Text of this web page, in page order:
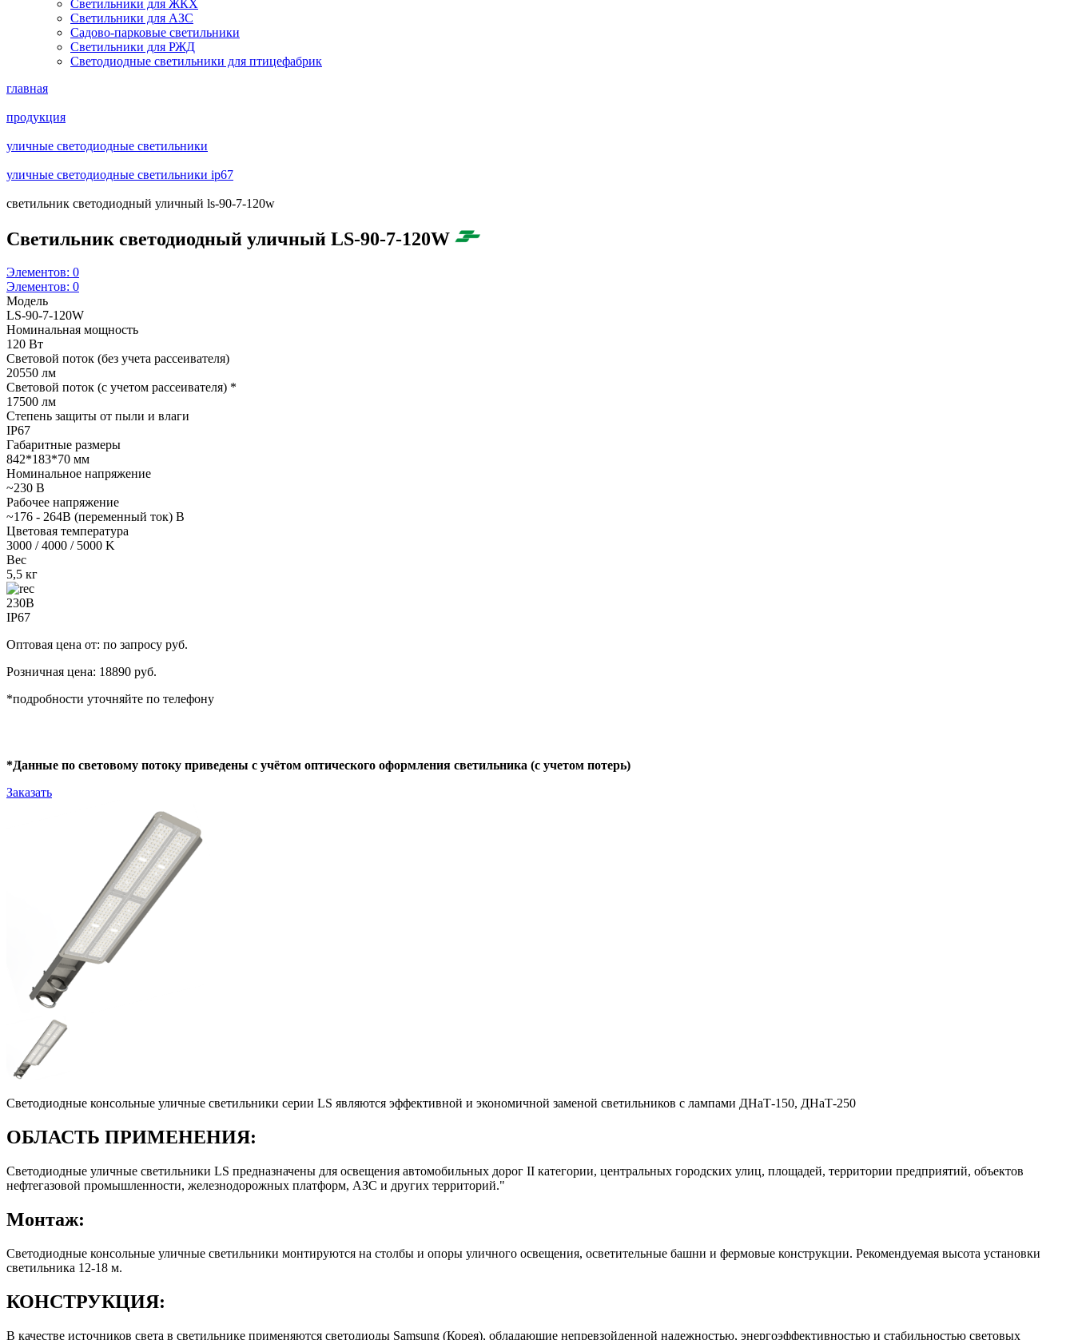
Светильники для ЖКХ
Светильники для АЗС
Садово-парковые светильники
Светильники для РЖД
Светодиодные светильники для птицефабрик
главная
продукция
уличные светодиодные светильники
уличные светодиодные светильники ip67
светильник светодиодный уличный ls-90-7-120w
Светильник светодиодный уличный LS-90-7-120W
Элементов: 0
Элементов: 0
Модель
LS-90-7-120W
Номинальная мощность
120 Вт
Световой поток (без учета рассеивателя)
20550 лм
Световой поток (с учетом рассеивателя) *
17500 лм
Степень защиты от пыли и влаги
IP67
Габаритные размеры
842*183*70 мм
Номинальное напряжение
~230 В
Рабочее напряжение
~176 - 264В (переменный ток) В
Цветовая температура
3000 / 4000 / 5000 K
Вес
5,5 кг
230В
IP67
Оптовая цена от: по запросу руб.
Розничная цена: 18890 руб.
*подробности уточняйте по телефону
*Данные по световому потоку приведены с учётом оптического оформления светильника (с учетом потерь)
Заказать
Светодиодные консольные уличные светильники серии LS являются эффективной и экономичной заменой светильников с лампами ДНаТ-150, ДНаТ-250
ОБЛАСТЬ ПРИМЕНЕНИЯ:
Светодиодные уличные светильники LS предназначены для освещения автомобильных дорог II категории, центральных городских улиц, площадей, территории предприятий, объектов
нефтегазовой промышленности, железнодорожных платформ, АЗС и других территорий."
Монтаж:
Светодиодные консольные уличные светильники монтируются на столбы и опоры уличного освещения, осветительные башни и фермовые конструкции. Рекомендуемая высота установки
светильника 12-18 м.
КОНСТРУКЦИЯ:
В качестве источников света в светильнике применяются светодиоды Samsung (Корея), обладающие непревзойденной надежностью, энергоэффективностью и стабильностью световых